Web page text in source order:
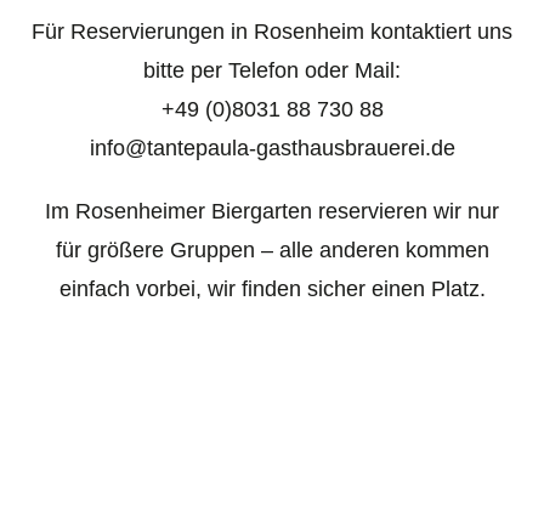
Für Reservierungen in Rosenheim kontaktiert uns
bitte per Telefon oder Mail:
+49 (0)8031 88 730 88
info@tantepaula-gasthausbrauerei.de
Im Rosenheimer Biergarten reservieren wir nur
für größere Gruppen – alle anderen kommen
einfach vorbei, wir finden sicher einen Platz.